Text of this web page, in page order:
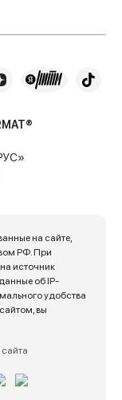
на сайте,
РФ. При
источник
об IP-
удобства
вы